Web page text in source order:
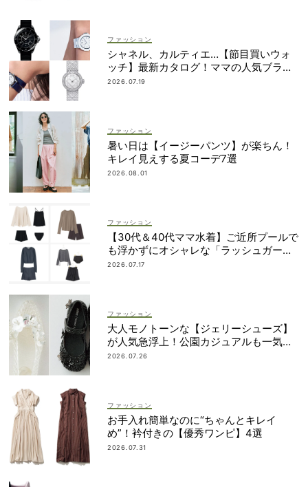
ファッション
シャネル、カルティエ…【節目買いウォ
ッチ】最新カタログ！ママの人気ブラン
ドを網羅
2026.07.19
ファッション
暑い日は【イージーパンツ】が楽ちん！
キレイ見えする夏コーデ7選
2026.08.01
ファッション
【30代＆40代ママ水着】ご近所プールで
も浮かずにオシャレな「ラッシュガード
＆ショートパンツセット」6選！
2026.07.17
ファッション
大人モノトーンな【ジェリーシューズ】
が人気急浮上！公園カジュアルも一気に
華やぐ
2026.07.26
ファッション
お手入れ簡単なのに“ちゃんとキレイ
め”！衿付きの【優秀ワンピ】4選
2026.07.31